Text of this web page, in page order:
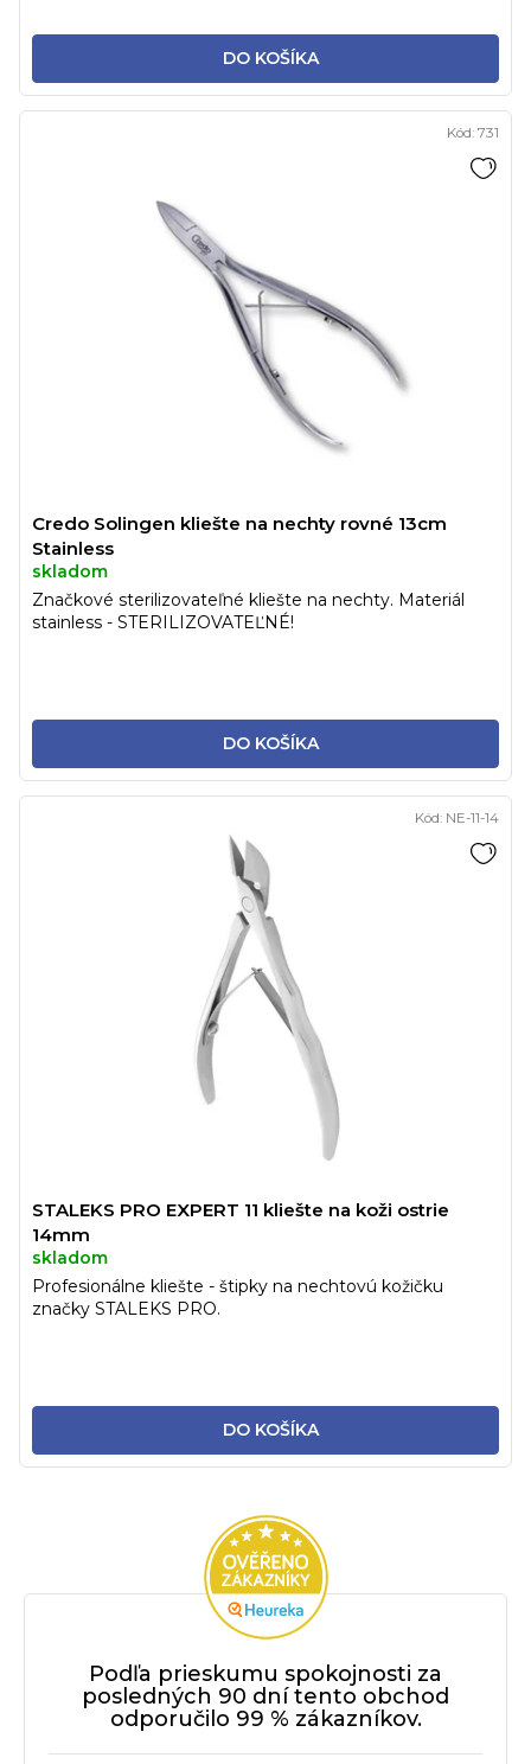
DO KOŠÍKA
Credo Solingen kliešte na nechty rovné 13cm
Stainless
skladom
DO KOŠÍKA
Značkové sterilizovateľné kliešte na nechty. Materiál
stainless - STERILIZOVATEĽNÉ!
Kód: 731
STALEKS PRO EXPERT 11 kliešte na koži ostrie
14mm
skladom
DO KOŠÍKA
Profesionálne kliešte - štipky na nechtovú kožičku
značky STALEKS PRO.
Kód: NE-11-14
Podľa prieskumu spokojnosti za
posledných 90 dní tento obchod
odporučilo 99 % zákazníkov.